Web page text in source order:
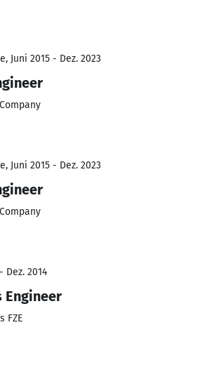
Juni 2015 - Dez. 2023
Juni 2015 - Dez. 2023
Dez. 2014
Engineer
FZE